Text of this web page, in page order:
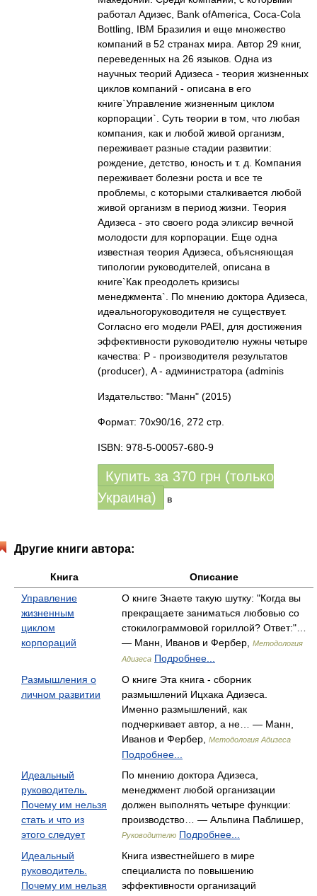
работал Адизес, Bank ofAmerica, Coca-Cola
Bottling, IBM Бразилия и еще множество
компаний в 52 странах мира. Автор 29 книг,
переведенных на 26 языков. Одна из
научных теорий Адизеса - теория жизненных
циклов компаний - описана в его
книге`Управление жизненным циклом
корпорации`. Суть теории в том, что любая
компания, как и любой живой организм,
переживает разные стадии развитии:
рождение, детство, юность и т. д. Компания
переживает болезни роста и все те
проблемы, с которыми сталкивается любой
живой организм в период жизни. Теория
Адизеса - это своего рода эликсир вечной
молодости для корпорации. Еще одна
известная теория Адизеса, объясняющая
типологии руководителей, описана в
книге`Как преодолеть кризисы
менеджмента`. По мнению доктора Адизеса,
идеальногоруководителя не существует.
Согласно его модели PAEI, для достижения
эффективности руководителю нужны четыре
качества: P - производителя результатов
(producer), A - администратора (adminis
Издательство: "Манн" (2015)
Формат: 70x90/16, 272 стр.
ISBN: 978-5-00057-680-9
Купить за 370 грн (только
Украина)
в
Другие книги автора:
Книга
Описание
Управление
жизненным
циклом
корпораций
О книге Знаете такую шутку: "Когда вы
прекращаете заниматься любовью со
стокилограммовой гориллой? Ответ:"…
— Манн, Иванов и Фербер,
Методология
Адизеса Подробнее...
Размышления о
личном развитии
О книге Эта книга - сборник
размышлений Ицхака Адизеса.
Именно размышлений, как
подчеркивает автор, а не… — Манн,
Иванов и Фербер,
Методология Адизеса
Подробнее...
Идеальный
руководитель.
Почему им нельзя
стать и что из
этого следует
По мнению доктора Адизеса,
менеджмент любой организации
должен выполнять четыре функции:
производство… — Альпина Паблишер,
Руководителю Подробнее...
Идеальный
руководитель.
Почему им нельзя
Книга известнейшего в мире
специалиста по повышению
эффективности организаций